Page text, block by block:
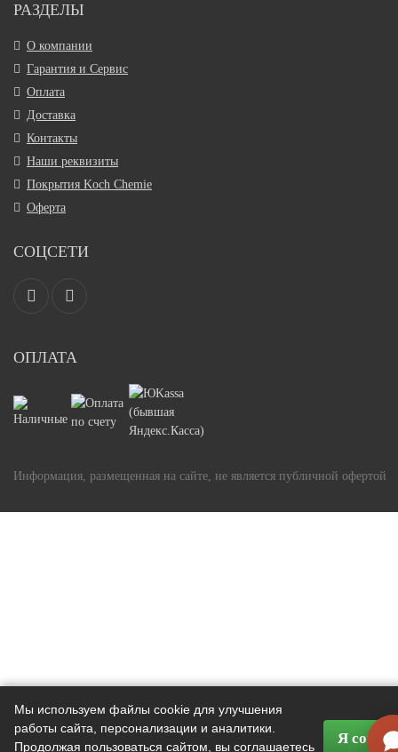
РАЗДЕЛЫ
О компании
Гарантия и Сервис
Оплата
Доставка
Контакты
Наши реквизиты
Покрытия Koch Chemie
Оферта
СОЦСЕТИ
ОПЛАТА
Информация, размещенная на сайте, не является публичной офертой
Мы используем файлы cookie для улучшения
работы сайта, персонализации и аналитики.
Продолжая пользоваться сайтом, вы соглашаетесь
Я